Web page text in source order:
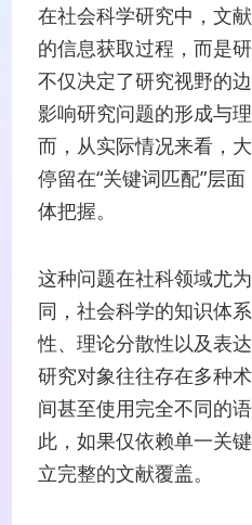
在社会科学研究中，文
的信息获取过程，而是
不仅决定了研究视野的
影响研究问题的形成与
而，从实际情况来看，
停留在“关键词匹配”层
体把握。
这种问题在社科领域尤
同，社会科学的知识体
性、理论分散性以及表
研究对象往往存在多种
间甚至使用完全不同的
此，如果仅依赖单一关
立完整的文献覆盖。